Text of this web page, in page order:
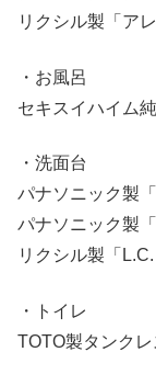
リクシル製「アレ
・お風呂
セキスイハイム
・洗面台
パナソニック製
パナソニック製
リクシル製「
・トイレ
TOTO製タンク